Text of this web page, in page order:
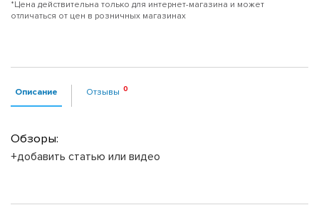
*Цена действительна только для интернет-магазина и может
отличаться от цен в розничных магазинах
Описание Отзывы
Обзоры:
+добавить статью или видео